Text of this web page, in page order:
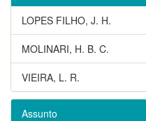
LOPES FILHO, J. H.
MOLINARI, H. B. C.
VIEIRA, L. R.
Assunto